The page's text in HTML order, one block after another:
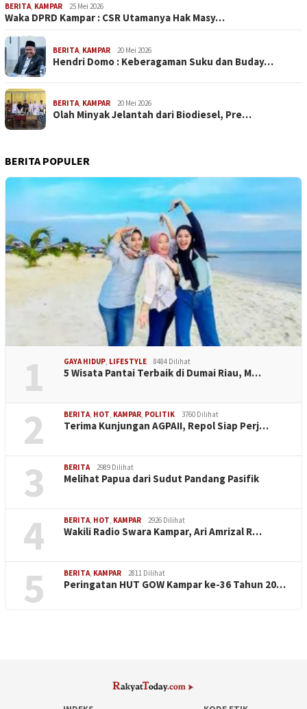
BERITA, KAMPAR 25 Mei 2026
Waka DPRD Kampar : CSR Utamanya Hak Masy…
BERITA, KAMPAR 20 Mei 2026
Hendri Domo : Keberagaman Suku dan Buday…
BERITA, KAMPAR 20 Mei 2026
Olah Minyak Jelantah dari Biodiesel, Pre…
BERITA POPULER
1 GAYA HIDUP LIFESTYLE 8484 Dilihat
5 Wisata Pantai Terbaik di Dumai Riau, M…
2 BERITA HOT KAMPAR POLITIK 3760 Dilihat
Terima Kunjungan AGPAII, Repol Siap Perj…
3 BERITA 2989 Dilihat
Melihat Papua dari Sudut Pandang Pasifik
4 BERITA HOT KAMPAR 2926 Dilihat
Wakili Radio Swara Kampar, Ari Amrizal R…
5 BERITA KAMPAR 2811 Dilihat
Peringatan HUT GOW Kampar ke-36 Tahun 20…